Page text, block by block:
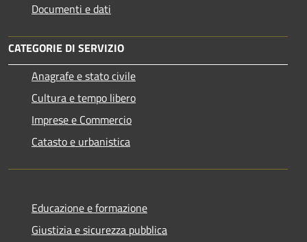
Documenti e dati
CATEGORIE DI SERVIZIO
Anagrafe e stato civile
Cultura e tempo libero
Imprese e Commercio
Catasto e urbanistica
Educazione e formazione
Giustizia e sicurezza pubblica